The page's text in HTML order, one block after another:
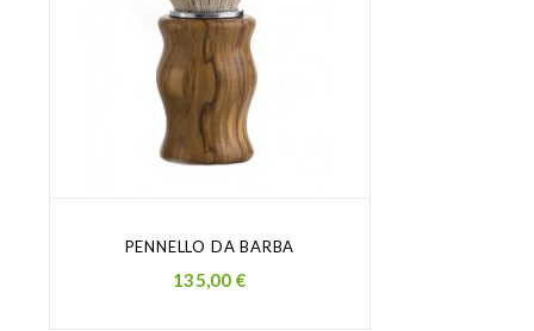
PENNELLO DA BARBA
Prezzo
135,00 €